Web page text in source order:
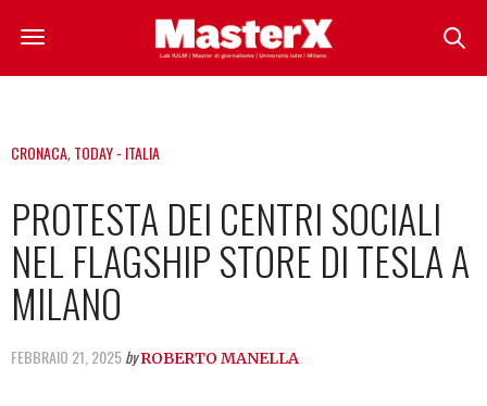
CRONACA,TODAY - ITALIA
PROTESTA DEI CENTRI SOCIALI
NEL FLAGSHIP STORE DI TESLA A
MILANO
FEBBRAIO 21, 2025by ROBERTO MANELLA